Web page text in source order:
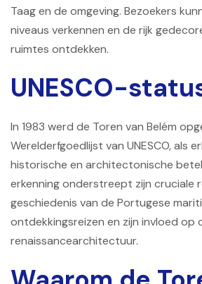
Taag en de omgeving. Bezoekers
niveaus verkennen en de rijk
ruimtes ontdekken.
UNESCO-
In 1983 werd de Toren van Belém
Werelderfgoedlijst van UNESCO, als
historische en architectonische
erkenning onderstreept zijn cruciale
geschiedenis van de Portugese
ontdekkingsreizen en zijn invloed op
renaissancearchitectuur.